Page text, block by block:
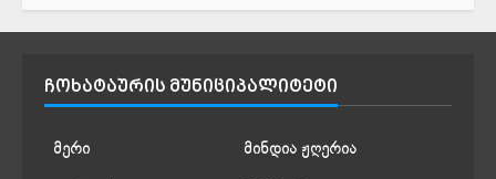
ᲩᲝᲮᲐᲢᲐᲣᲠᲘᲡ ᲛᲣᲜᲘᲪᲘᲞᲐᲚᲘᲢᲔᲢᲘ
მერი
მინდია ჟღერია